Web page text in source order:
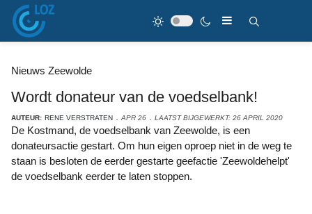
Nieuws Zeewolde
Wordt donateur van de voedselbank!
AUTEUR: RENE VERSTRATEN APR 26 LAATST BIJGEWERKT: 26 APRIL 2020
De Kostmand, de voedselbank van Zeewolde, is een
donateursactie gestart. Om hun eigen oproep niet in de weg te
staan is besloten de eerder gestarte geefactie 'Zeewoldehelpt'
de voedselbank eerder te laten stoppen.